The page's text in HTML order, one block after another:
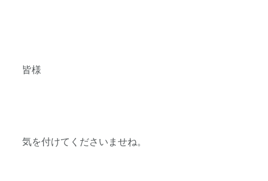
皆様
気を付けてくださいませね。